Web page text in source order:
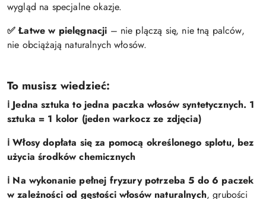
wygląd na specjalne okazje.
✅ Łatwe w pielęgnacji – nie plączą się, nie tną palców,
nie obciążają naturalnych włosów.
To musisz wiedzieć:
ℹ️ Jedna sztuka to jedna paczka włosów syntetycznych. 1
sztuka = 1 kolor (jeden warkocz ze zdjęcia)
ℹ️ Włosy dopłata się za pomocą określonego splotu, bez
użycia środków chemicznych
ℹ️ Na wykonanie pełnej fryzury potrzeba 5 do 6 paczek
w zależności od gęstości włosów naturalnych, grubości